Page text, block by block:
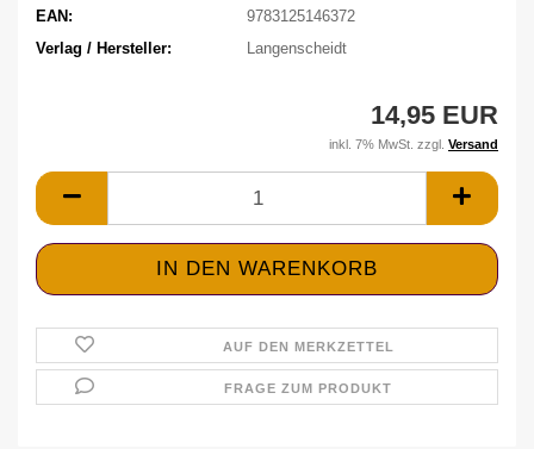
EAN:
9783125146372
Verlag / Hersteller:
Langenscheidt
14,95 EUR
inkl. 7% MwSt. zzgl. Versand
AUF DEN MERKZETTEL
FRAGE ZUM PRODUKT